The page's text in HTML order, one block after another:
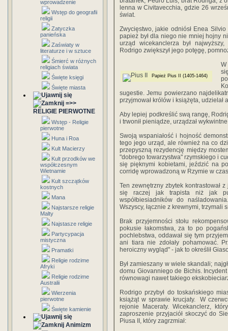
wprowadzenie
Wstęp do geografii
religii
Zatyczka
panieńska
Zaświaty w
literaturze i w sztuce
Śmierć w różnych
religiach świata
Święte księgi
Święte miasta
=>>
RELIGIE PIERWOTNE
Wstęp - Religie
pierwotne
Huna i Roa
Kult Macierzy
Kult przodków we
współczesnym
Wietnamie
Kult szczątków
kostnych
Mana
Najstarsze religie
Malty
Najstasze religie
Partycypacja
mistyczna
Pramatki
Religie rodzime
Afryki
Religie rodzime
Australii
Wierzenia
pierwotne
Święte kamienie
Animizm
lenna w Civitavecchia, gdzie 26
świat.
Zwycięstwo, jakie odniósł Enea
papież był dla niego nie mniej hojny
urząd wicekanclerza był
Rodrigo zwiększył jego potęgę,
Papież Pius II (1405-1464)
W
sugestie. Jemu powierzano
przyjmował królów i książęta, udzielał
Aby lepiej podkreślić swą rangę,
i trwonił pieniądze, urządzał
Swoją wspaniałość i hojność
tego jego urząd, ale również na co
przepyszną rezydencję między
"dobrego towarzystwa" rzymskiego i
się pięknymi kobietami, jeździć na
corridę wprowadzoną w Rzymie w
Ten zewnętrzny zbytek kontrastował
się raczej jak trapista niż jak
współbiesiadników do
Wszyscy, łącznie z krewnymi, trzymali
Brak przyjemności stołu
pokusie łakomstwa, za to po
pochlebstwa, oddawał się tym
ani tiara nie zdołały pohamować.
heroiczny wygląd" - jak to określił
Był zamieszany w wiele skandali;
domu Giovanniego de Bichis. Incydent
równowagi nawet takiego
Rodrigo przybył do toskańskiego
książąt w sprawie krucjaty. W
rejonie Maceraty. Wicekanclerz,
zaproszenie przyjaciół skoczyć do
Piusa II, który zagrzmiał: